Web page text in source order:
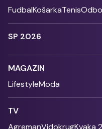
FudbalKošarkaTenis
SP 2026
MAGAZIN
LifestyleModa
TV